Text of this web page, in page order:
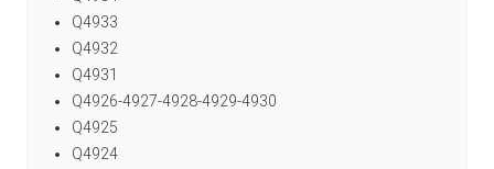
Q4933
Q4932
Q4931
Q4926-4927-4928-4929-4930
Q4925
Q4924